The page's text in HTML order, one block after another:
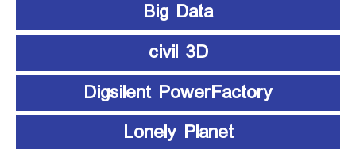
Big Data
civil 3D
Digsilent PowerFactory
Lonely Planet